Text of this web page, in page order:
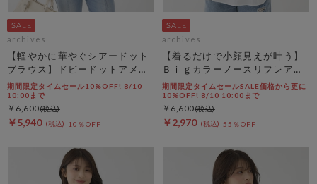
archives
【軽やかに華やぐシアードット
ブラウス】ドビードットアメス
リティアードブラウス
期間限定タイムセール10%OFF! 8/10
10:00まで
￥5,940 10％OFF
￥6,600
archives
【着るだけで小顔見えが叶う】
Ｂｉｇカラーノースリフレアブ
ラウス
期間限定タイムセールSALE価格から更に
10%OFF! 8/10 10:00まで
￥2,970 55％OFF
￥6,600